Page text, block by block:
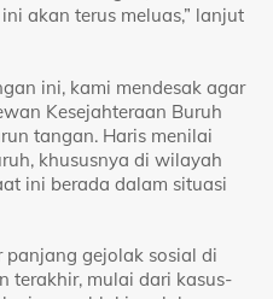
akan terus meluas,” lanjut
ini, kami mendesak agar
Kesejahteraan Buruh
tangan. Haris menilai
khususnya di wilayah
ini berada dalam situasi
gejolak sosial di
terakhir, mulai dari kasus-